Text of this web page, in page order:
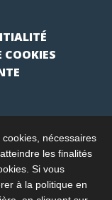
nécessaires
les finalités
Si vous
à la politique en
COOKIES